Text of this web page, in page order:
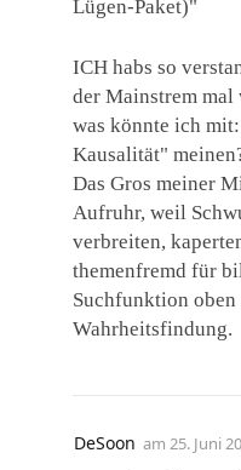
Lügen-Paket)"
ICH habs so
der Mainstrem mal
was könnte ich
Kausalität"
Das Gros meiner
Aufruhr, weil
verbreiten,
themenfremd für
Suchfunktion
Wahrheitsfindung.
DeSoon am 25. Juni